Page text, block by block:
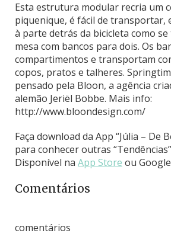
Esta estrutura modular recria um
piquenique, é fácil de transportar,
à parte detrás da bicicleta como
mesa com bancos para dois. Os
compartimentos e transportam
copos, pratos e talheres.
pensado pela Bloon, a agência
alemão Jeriël Bobbe. Mais info:
http://www.bloondesign.com/
Faça download da App “Júlia – De
para conhecer outras
Disponível na App Store ou
Comentários
comentários